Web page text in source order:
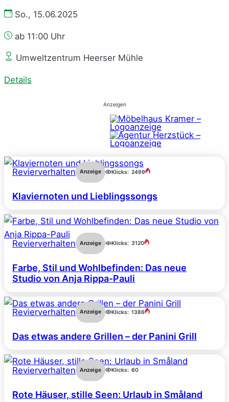
So., 15.06.2025
ab 11:00 Uhr
Umweltzentrum Heerser Mühle
Details
Anzeigen
Revierverhalten Anzeige Klicks: 2499
Klaviernoten und Lieblingssongs
Revierverhalten Anzeige Klicks: 3120
Farbe, Stil und Wohlbefinden: Das neue
Studio von Anja Rippa-Pauli
Revierverhalten Anzeige Klicks: 1386
Das etwas andere Grillen – der Panini Grill
Revierverhalten Anzeige Klicks: 60
Rote Häuser, stille Seen: Urlaub in Småland